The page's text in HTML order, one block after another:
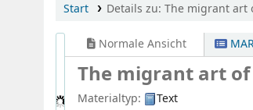
Start Details zu: The migrant art
Normale Ansicht
The migrant art
Materialtyp:
Text